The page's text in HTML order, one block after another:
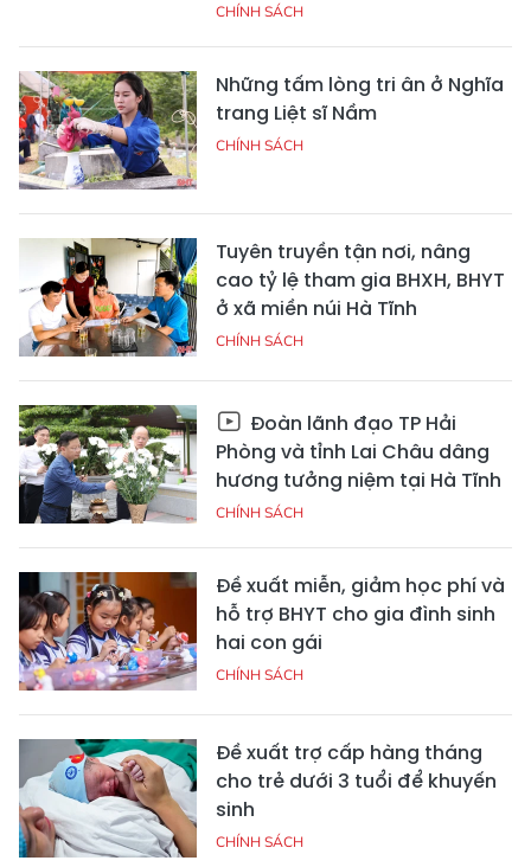
CHÍNH SÁCH
Những tấm lòng tri ân ở Nghĩa
trang Liệt sĩ Nầm
CHÍNH SÁCH
Tuyên truyền tận nơi, nâng
cao tỷ lệ tham gia BHXH, BHYT
ở xã miền núi Hà Tĩnh
CHÍNH SÁCH
Đoàn lãnh đạo TP Hải
Phòng và tỉnh Lai Châu dâng
hương tưởng niệm tại Hà Tĩnh
CHÍNH SÁCH
Đề xuất miễn, giảm học phí và
hỗ trợ BHYT cho gia đình sinh
hai con gái
CHÍNH SÁCH
Đề xuất trợ cấp hàng tháng
cho trẻ dưới 3 tuổi để khuyến
sinh
CHÍNH SÁCH